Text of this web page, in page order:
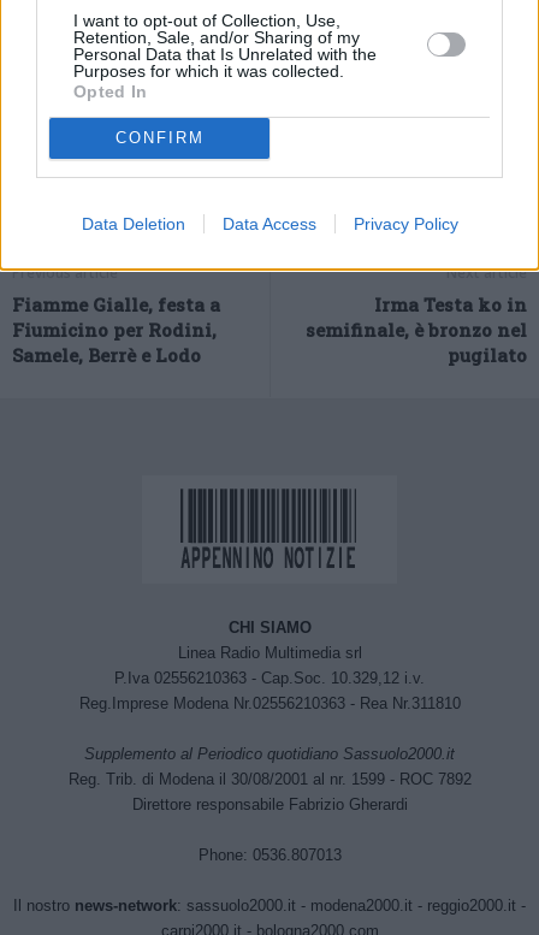
I want to opt-out of Collection, Use,
Retention, Sale, and/or Sharing of my
Personal Data that Is Unrelated with the
Purposes for which it was collected.
Opted In
CONFIRM
Data Deletion Data Access Privacy Policy
Previous article
Fiamme Gialle, festa a
Fiumicino per Rodini,
Samele, Berrè e Lodo
Next article
Irma Testa ko in
semifinale, è bronzo nel
pugilato
CHI SIAMO
Linea Radio Multimedia srl
P.Iva 02556210363 - Cap.Soc. 10.329,12 i.v.
Reg.Imprese Modena Nr.02556210363 - Rea Nr.311810
Supplemento al Periodico quotidiano Sassuolo2000.it
Reg. Trib. di Modena il 30/08/2001 al nr. 1599 - ROC 7892
Direttore responsabile Fabrizio Gherardi
Phone: 0536.807013
Il nostro news-network: sassuolo2000.it - modena2000.it - reggio2000.it -
carpi2000.it - bologna2000.com